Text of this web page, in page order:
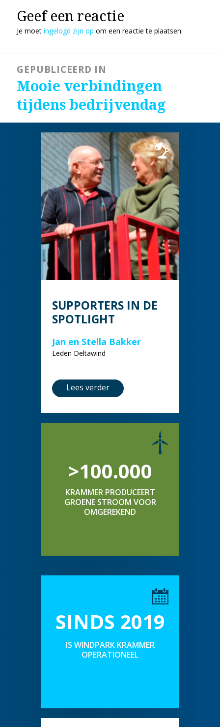
Geef een reactie
Je moetingelogd zijn op om een reactie te plaatsen.
navigatieGEPUBLICEERD IN
Mooie verbindingen
tijdens bedrijvendag
SUPPORTERS IN DE
SPOTLIGHT
Jan en Stella Bakker
Leden Deltawind
Lees verder
>100.000
KRAMMER PRODUCEERT
GROENE STROOM VOOR
OMGEREKEND
SINDS 2019
IS WINDPARK KRAMMER
OPERATIONEEL